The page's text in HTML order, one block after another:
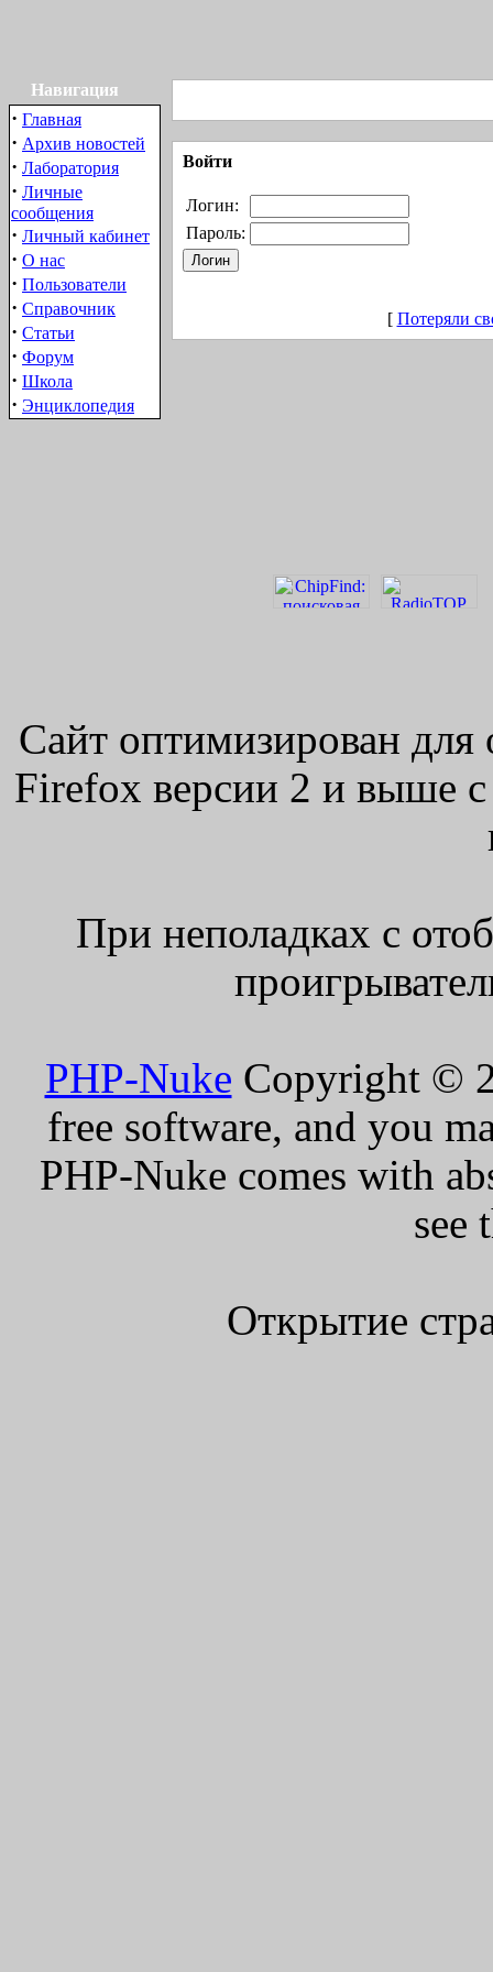
Навигация
· Главная
· Архив новостей
· Лаборатория
· Личные
сообщения
· Личный кабинет
· О нас
· Пользователи
· Справочник
· Статьи
· Форум
· Школа
· Энциклопедия
Войти
Логин:
Пароль:
[ Потеряли
Сайт оптимизирован для
Firefox версии 2 и выше
При неполадках с
PHP-Nuke Copyright ©
free software, and you
PHP-Nuke comes with
see
Открытие